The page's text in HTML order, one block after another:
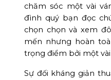
chăm sóc một vài
đình quý bạn đọc
chọn chọn và xem
mến nhưng hoàn
trọng điểm bởi một
Sự đối kháng giản